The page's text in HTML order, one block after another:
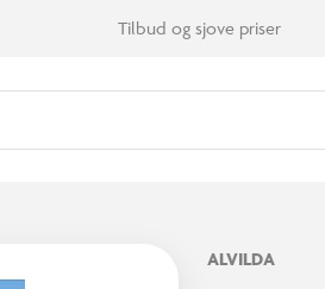
Tilbud og sjove priser
ALVILDA